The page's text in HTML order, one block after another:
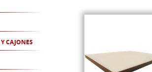
CAJONES